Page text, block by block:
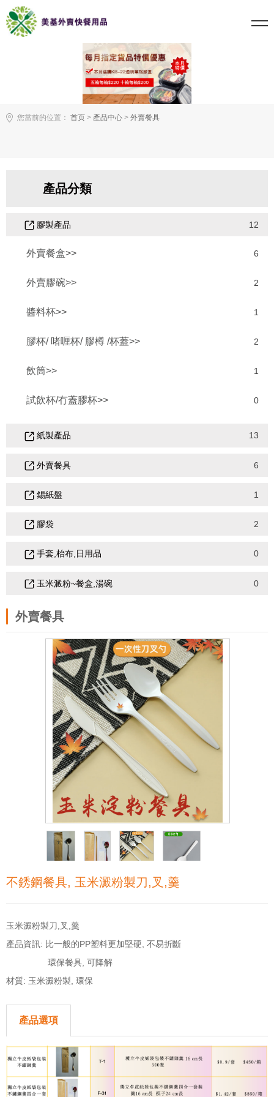
您當前的位置： 首页 > 產品中心 > 外賣餐具
產品分類
膠製產品 12
外賣餐盒>> 6
外賣膠碗>> 2
醬料杯>> 1
膠杯/ 啫喱杯/ 膠樽 /杯蓋>> 2
飲筒>> 1
試飲杯/冇蓋膠杯>> 0
紙製產品 13
外賣餐具 6
錫紙盤 1
膠袋 2
手套,枱布,日用品 0
玉米澱粉~餐盒,湯碗 0
外賣餐具
不銹鋼餐具, 玉米澱粉製刀,叉,羹
玉米澱粉製刀,叉,羹
產品資訊: 比一般的PP塑料更加堅硬, 不易折斷
環保餐具, 可降解
材質: 玉米澱粉製, 環保
產品選項